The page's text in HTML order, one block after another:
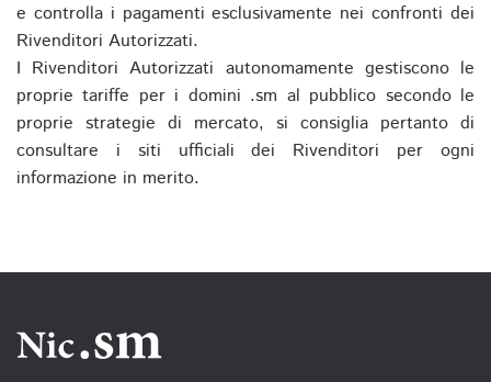
e controlla i pagamenti esclusivamente nei confronti dei
Rivenditori Autorizzati.
I Rivenditori Autorizzati autonomamente gestiscono le
proprie tariffe per i domini .sm al pubblico secondo le
proprie strategie di mercato, si consiglia pertanto di
consultare i siti ufficiali dei Rivenditori per ogni
informazione in merito.